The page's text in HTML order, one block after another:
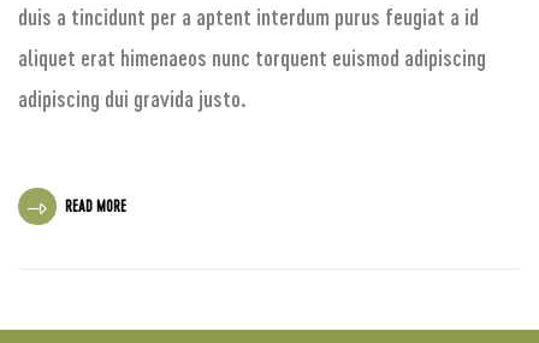
duis a tincidunt per a aptent interdum purus feugiat a id
aliquet erat himenaeos nunc torquent euismod adipiscing
adipiscing dui gravida justo.
READ MORE